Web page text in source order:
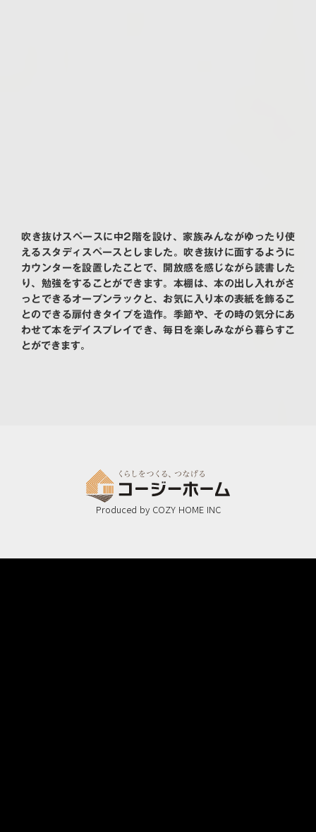
吹き抜けスペースに中2階を設け、家族みんながゆったり使
えるスタディスペースとしました。吹き抜けに面するように
カウンターを設置したことで、開放感を感じながら読書した
り、勉強をすることができます。本棚は、本の出し入れがさ
っとできるオープンラックと、お気に入り本の表紙を飾るこ
とのできる扉付きタイプを造作。季節や、その時の気分にあ
わせて本をデイスプレイでき、毎日を楽しみながら暮らすこ
とができます。
Produced by COZY HOME INC